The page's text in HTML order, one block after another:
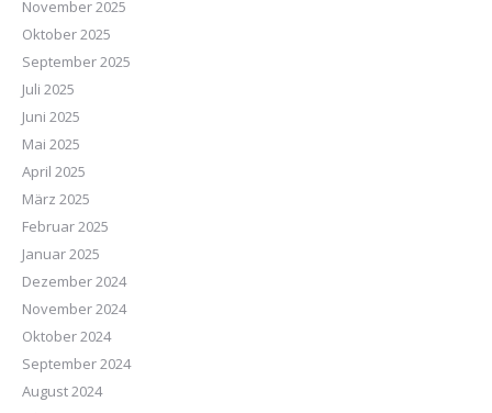
November 2025
Oktober 2025
September 2025
Juli 2025
Juni 2025
Mai 2025
April 2025
März 2025
Februar 2025
Januar 2025
Dezember 2024
November 2024
Oktober 2024
September 2024
August 2024